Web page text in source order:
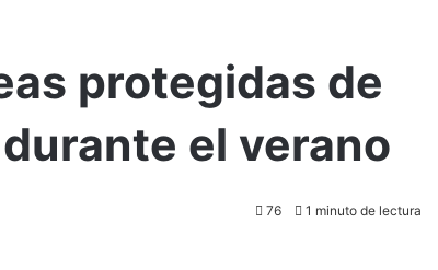
protegidas de
el verano
76 1 minuto de lectura